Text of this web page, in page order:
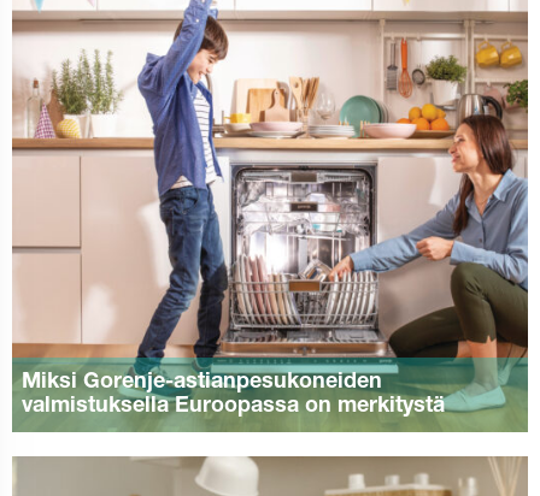
Miksi Gorenje-astianpesukoneiden
valmistuksella Euroopassa on merkitystä